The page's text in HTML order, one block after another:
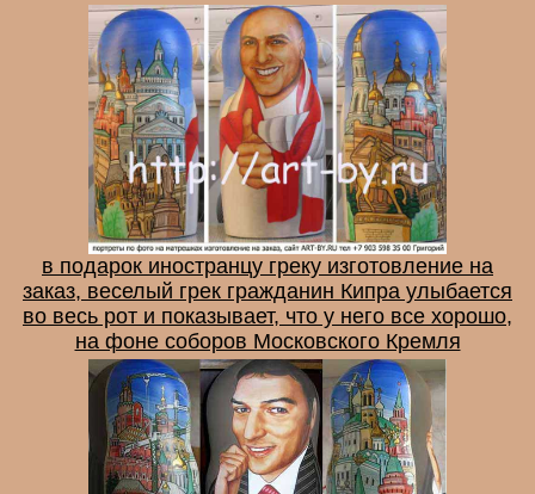
в подарок иностранцу греку изготовление на
заказ, веселый грек гражданин Кипра улыбается
во весь рот и показывает, что у него все хорошо,
на фоне соборов Московского Кремля